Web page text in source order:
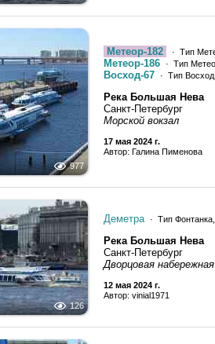
977
Метеор-182 · Тип
Метеор-186 · Тип
Восход-67 · Тип
Река Большая Нева
Санкт-Петербург
Морской вокзал
17 мая 2024 г.
Автор: Галина Пименова
126
Деметра · Тип
Река Большая Нева
Санкт-Петербург
Дворцовая набережная
12 мая 2024 г.
Автор: vinial1971